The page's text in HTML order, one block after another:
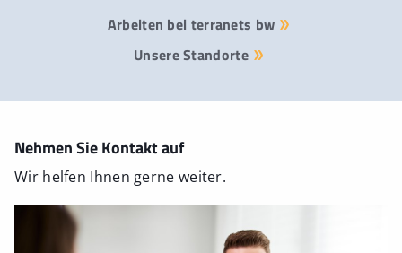
Arbeiten bei terranets bw
Unsere Standorte
Nehmen Sie Kontakt auf
Wir helfen Ihnen gerne weiter.